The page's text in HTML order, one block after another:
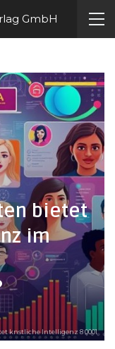
GmbH
bietet
im
knstliche Intelligenz 8 0001